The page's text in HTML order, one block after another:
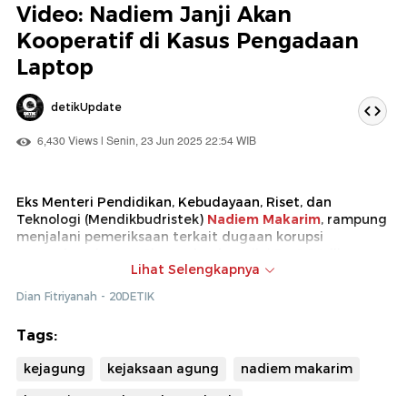
ini
Video: Nadiem Janji Akan
Kooperatif di Kasus Pengadaan
Laptop
detikUpdate
6,430 Views | Senin, 23 Jun 2025 22:54 WIB
Eks Menteri Pendidikan, Kebudayaan, Riset, dan
Teknologi (Mendikbudristek) Nadiem Makarim, rampung
menjalani pemeriksaan terkait dugaan korupsi
dipanggil kembali oleh
Lihat Selengkapnya
Dian Fitriyanah - 20DETIK
Tags:
kejagung kejaksaan agung
nadiem makarim